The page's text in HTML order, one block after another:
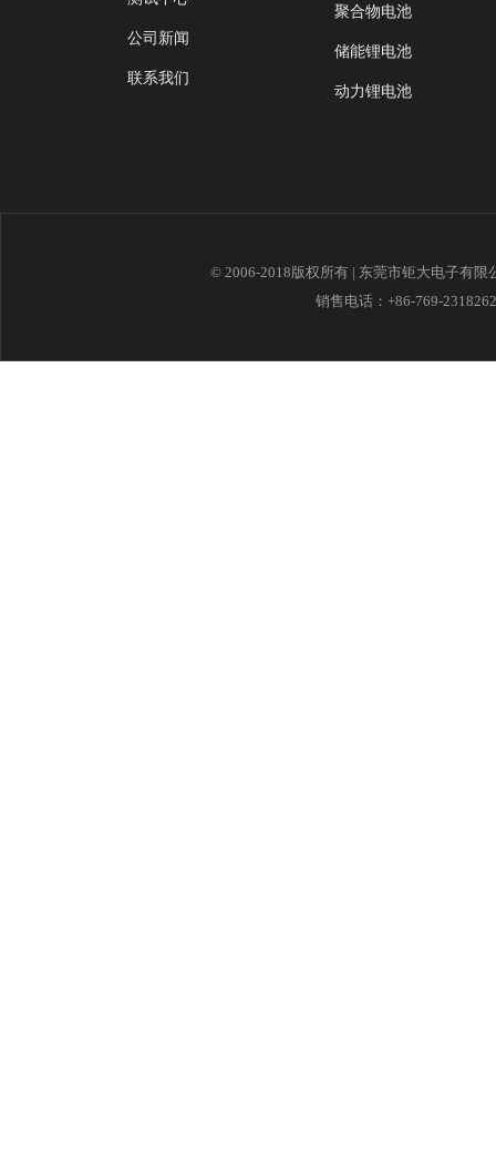
公司新闻
联系我们
聚合物电池
储能锂电池
动力锂电池
© 2006-2018版权所有 | 东莞市钜大电子有
销售电话：+86-769-